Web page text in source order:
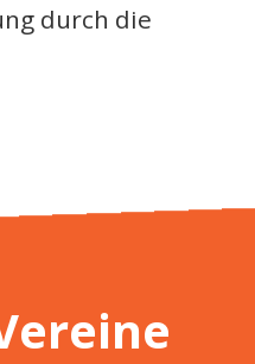
durch die